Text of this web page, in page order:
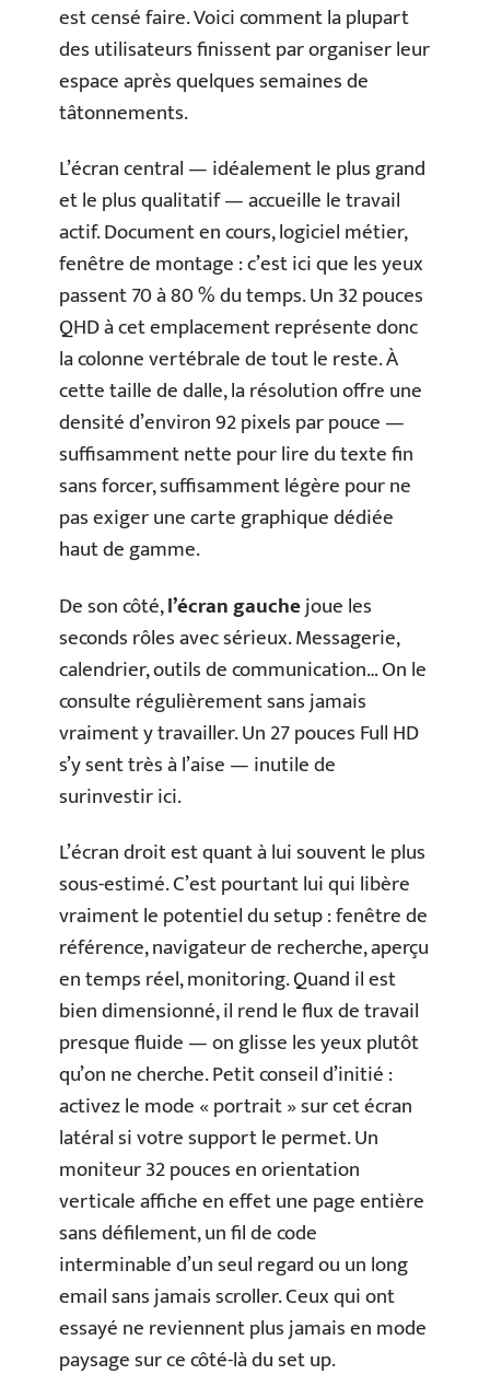
est censé faire. Voici comment la plupart
des utilisateurs finissent par organiser leur
espace après quelques semaines de
tâtonnements.
L’écran central — idéalement le plus grand
et le plus qualitatif — accueille le travail
actif. Document en cours, logiciel métier,
fenêtre de montage : c’est ici que les yeux
passent 70 à 80 % du temps. Un 32 pouces
QHD à cet emplacement représente donc
la colonne vertébrale de tout le reste. À
cette taille de dalle, la résolution offre une
densité d’environ 92 pixels par pouce —
suffisamment nette pour lire du texte fin
sans forcer, suffisamment légère pour ne
pas exiger une carte graphique dédiée
haut de gamme.
De son côté,l’écran gauchejoue les
seconds rôles avec sérieux. Messagerie,
calendrier, outils de communication… On le
consulte régulièrement sans jamais
vraiment y travailler. Un 27 pouces Full HD
s’y sent très à l’aise — inutile de
surinvestir ici.
L’écran droit est quant à lui souvent le plus
sous-estimé. C’est pourtant lui qui libère
vraiment le potentiel du setup : fenêtre de
référence, navigateur de recherche, aperçu
en temps réel, monitoring. Quand il est
bien dimensionné, il rend le flux de travail
presque fluide — on glisse les yeux plutôt
qu’on ne cherche. Petit conseil d’initié :
activez le mode « portrait » sur cet écran
latéral si votre support le permet. Un
moniteur 32 pouces en orientation
verticale affiche en effet une page entière
sans défilement, un fil de code
interminable d’un seul regard ou un long
email sans jamais scroller. Ceux qui ont
essayé ne reviennent plus jamais en mode
paysage sur ce côté-là du set up.